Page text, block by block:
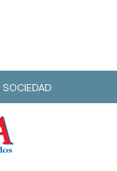
SOCIEDAD